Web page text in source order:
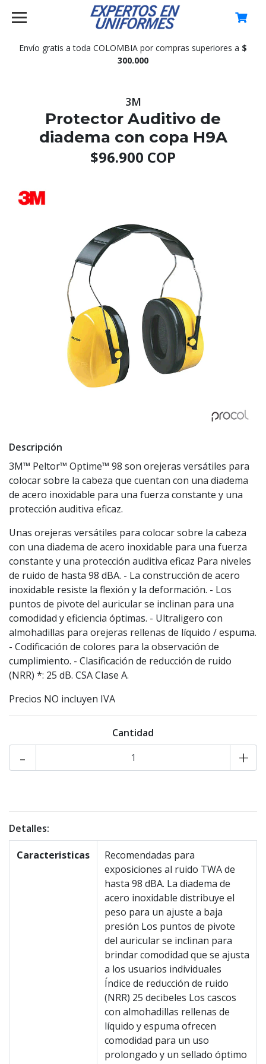
Envío gratis a toda COLOMBIA por compras superiores a $
300.000
3M
Protector Auditivo de
diadema con copa H9A
$96.900 COP
Descripción
3M™ Peltor™ Optime™ 98 son orejeras versátiles para
colocar sobre la cabeza que cuentan con una diadema
de acero inoxidable para una fuerza constante y una
protección auditiva eficaz.
Unas orejeras versátiles para colocar sobre la cabeza
con una diadema de acero inoxidable para una fuerza
constante y una protección auditiva eficaz Para niveles
de ruido de hasta 98 dBA. - La construcción de acero
inoxidable resiste la flexión y la deformación. - Los
puntos de pivote del auricular se inclinan para una
comodidad y eficiencia óptimas. - Ultraligero con
almohadillas para orejeras rellenas de líquido / espuma.
- Codificación de colores para la observación de
cumplimiento. - Clasificación de reducción de ruido
(NRR) *: 25 dB. CSA Clase A.
Precios NO incluyen IVA
Cantidad
+
-
Detalles:
Caracteristicas
Recomendadas para
exposiciones al ruido TWA de
hasta 98 ​​dBA. La diadema de
acero inoxidable distribuye el
peso para un ajuste a baja
presión Los puntos de pivote
del auricular se inclinan para
brindar comodidad que se ajusta
a los usuarios individuales
Índice de reducción de ruido
(NRR) 25 decibeles Los cascos
con almohadillas rellenas de
líquido y espuma ofrecen
comodidad para un uso
prolongado y un sellado óptimo